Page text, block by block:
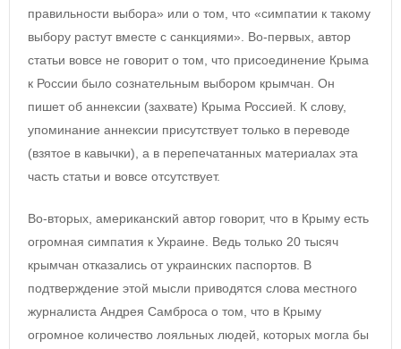
правильности выбора» или о том, что «симпатии к такому
выбору растут вместе с санкциями». Во-первых, автор
статьи вовсе не говорит о том, что присоединение Крыма
к России было сознательным выбором крымчан. Он
пишет об аннексии (захвате) Крыма Россией. К слову,
упоминание аннексии присутствует только в переводе
(взятое в кавычки), а в перепечатанных материалах эта
часть статьи и вовсе отсутствует.
Во-вторых, американский автор говорит, что в Крыму есть
огромная симпатия к Украине. Ведь только 20 тысяч
крымчан отказались от украинских паспортов. В
подтверждение этой мысли приводятся слова местного
журналиста Андрея Самброса о том, что в Крыму
огромное количество лояльных людей, которых могла бы